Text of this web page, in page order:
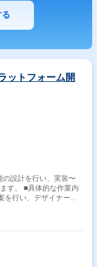
ットフォーム開
の設計を行い、実装〜
作業内
を行い、デザイナーや
。 ・別途、開発環境の
ータベース：